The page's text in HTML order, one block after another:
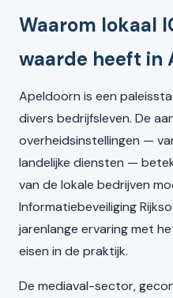
Waarom lokaal
waarde heeft in
Apeldoorn is een
divers bedrijfsleven. De
overheidsinstellingen —
landelijke diensten —
van de lokale bedrijven
Informatiebeveiliging
jarenlange ervaring met
eisen in de praktijk.
De mediaval-sector,